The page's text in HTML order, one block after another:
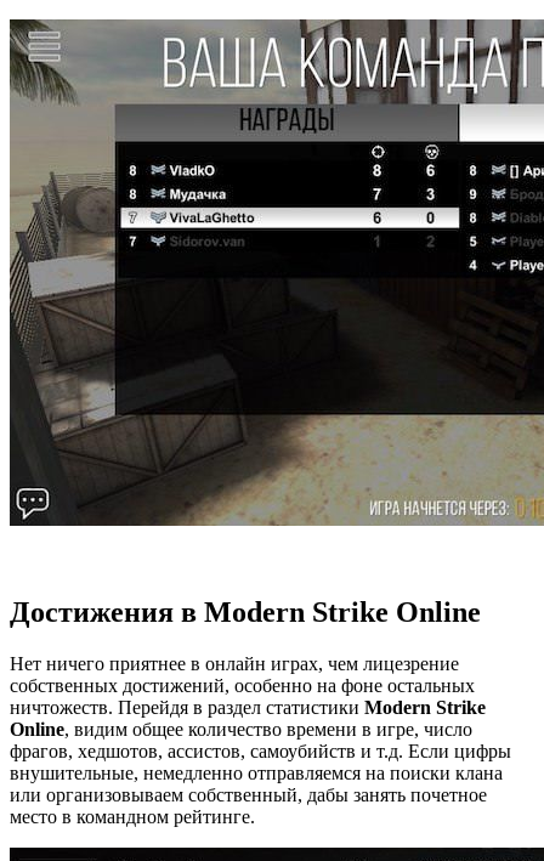
Достижения в Modern Strike Online
Нет ничего приятнее в онлайн играх, чем лицезрение
собственных достижений, особенно на фоне остальных
ничтожеств. Перейдя в раздел статистики Modern Strike
Online, видим общее количество времени в игре, число
фрагов, хедшотов, ассистов, самоубийств и т.д. Если цифры
внушительные, немедленно отправляемся на поиски клана
или организовываем собственный, дабы занять почетное
место в командном рейтинге.